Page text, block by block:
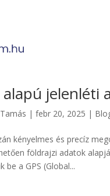
alapú
Tamás |febr 20, 2025 |
kényelmes és precíz
földrajzi adatok
be a GPS (Global...